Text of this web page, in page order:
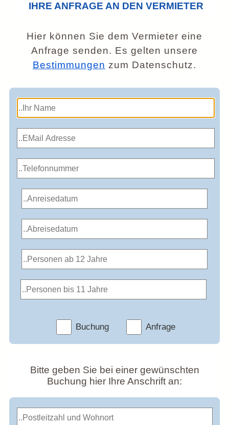
IHRE ANFRAGE AN DEN VERMIETER
Hier können Sie dem Vermieter eine
Anfrage senden. Es gelten unsere
Bestimmungen zum Datenschutz.
Buchung Anfrage
Bitte geben Sie bei einer gewünschten
Buchung hier Ihre Anschrift an: